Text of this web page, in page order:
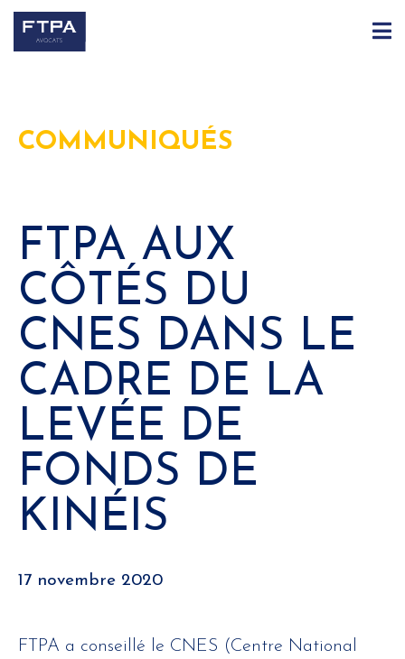
COMMUNIQUÉS
FTPA AUX
CÔTÉS DU
CNES DANS LE
CADRE DE LA
LEVÉE DE
FONDS DE
KINÉIS
17 novembre 2020
FTPA a conseillé le CNES (Centre National